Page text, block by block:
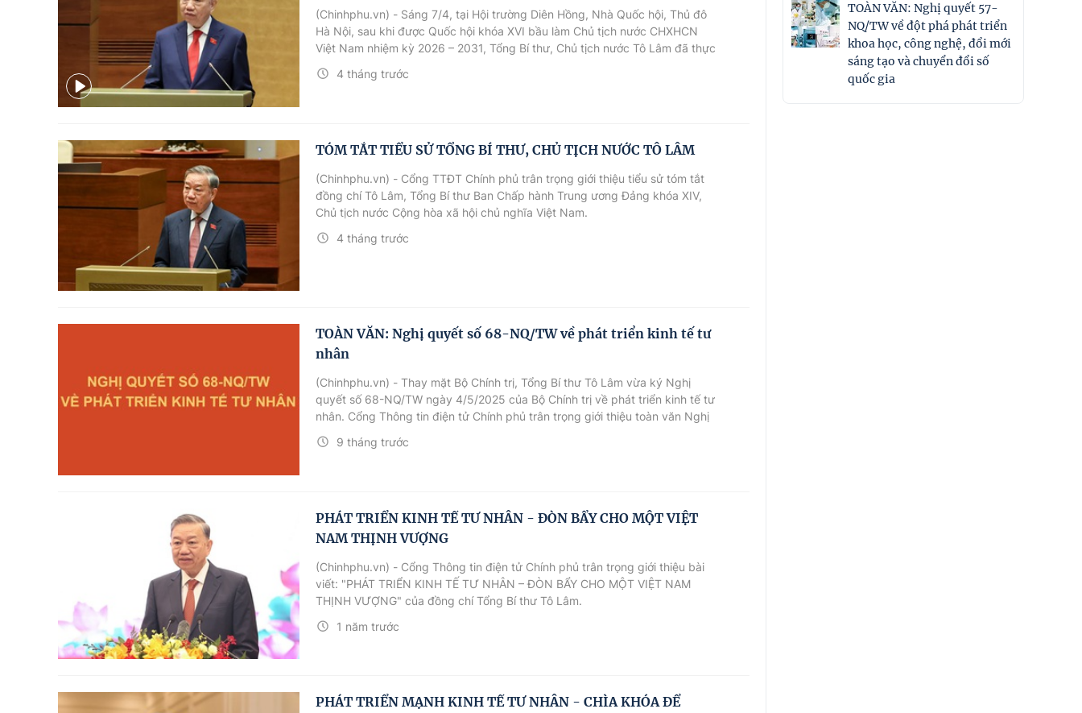
4 tháng trước
(Chinhphu.vn) - Sáng 7/4, tại Hội trường Diên Hồng, Nhà Quốc hội, Thủ đô
Hà Nội, sau khi được Quốc hội khóa XVI bầu làm Chủ tịch nước CHXHCN
Việt Nam nhiệm kỳ 2026 – 2031, Tổng Bí thư, Chủ tịch nước Tô Lâm đã thực
hiện nghi lễ tuyên thệ và phát biểu trước toàn thể Quốc hội và đồng bào, cử
tri cả nước. Cổng Thông tin điện tử Chính phủ trân trọng giới thiệu toàn văn
TÓM TẮT TIỂU SỬ TỔNG BÍ THƯ, CHỦ TỊCH NƯỚC TÔ LÂM
4 tháng trước
(Chinhphu.vn) - Cổng TTĐT Chính phủ trân trọng giới thiệu tiểu sử tóm tắt
đồng chí Tô Lâm, Tổng Bí thư Ban Chấp hành Trung ương Đảng khóa XIV,
Chủ tịch nước Cộng hòa xã hội chủ nghĩa Việt Nam.
TOÀN VĂN: Nghị quyết số 68-NQ/TW về phát triển kinh tế tư
nhân
9 tháng trước
(Chinhphu.vn) - Thay mặt Bộ Chính trị, Tổng Bí thư Tô Lâm vừa ký Nghị
quyết số 68-NQ/TW ngày 4/5/2025 của Bộ Chính trị về phát triển kinh tế tư
nhân. Cổng Thông tin điện tử Chính phủ trân trọng giới thiệu toàn văn Nghị
quyết này.
PHÁT TRIỂN KINH TẾ TƯ NHÂN - ĐÒN BẨY CHO MỘT VIỆT
NAM THỊNH VƯỢNG
1 năm trước
(Chinhphu.vn) - Cổng Thông tin điện tử Chính phủ trân trọng giới thiệu bài
viết: "PHÁT TRIỂN KINH TẾ TƯ NHÂN – ĐÒN BẨY CHO MỘT VIỆT NAM
THỊNH VƯỢNG" của đồng chí Tổng Bí thư Tô Lâm.
PHÁT TRIỂN MẠNH KINH TẾ TƯ NHÂN - CHÌA KHÓA ĐỂ
TOÀN VĂN: Nghị quyết 57-
NQ/TW về đột phá phát triển
khoa học, công nghệ, đổi mới
sáng tạo và chuyển đổi số
quốc gia